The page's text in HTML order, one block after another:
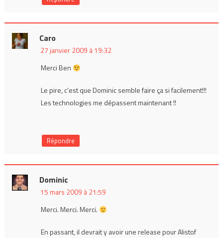
Caro
27 janvier 2009 à 19:32
Merci Ben
Le pire, c’est que Dominic semble faire ça si facilement!!!
Les technologies me dépassent maintenant !!
Répondre
Dominic
15 mars 2009 à 21:59
Merci. Merci. Merci.
En passant, il devrait y avoir une release pour Alistof